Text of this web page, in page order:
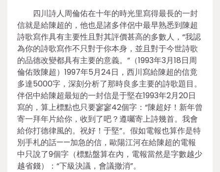
四川詩人周倫佑在十年的時光里寫得最長的一封
信就是給陳超的，他也是諸多伴侶中最早熟悉到陳超
詩歌寫作具有主要性且對其評價甚高的多數人，“我認
為你的詩歌寫作不只對于你本身，並且對于今世詩歌
的品德改變都具有主要的意義。”（1993年3月18日周
倫佑致陳超）1997年5月24日，西川寫給陳超的信竟
多達5000字，深刻分析了那時良多主要的詩歌題目。
伴侶中給陳超最短的一封信是于堅在1993年2月20日
寫的，算上標點也只要寥寥42個字：“陳超好！新年曾
寄一拜年片給你，收到了吧？遵囑寄上詩幾首。我會
給你打德律風的。祝好！于堅”。假如電報也算作是特
別手札的話——加急的信，歐陽江河在給陳超的電報
中只說了9個字（標點盤算在內，電報當然是字數越少
越省錢）：“下級決議，會議撤消”。